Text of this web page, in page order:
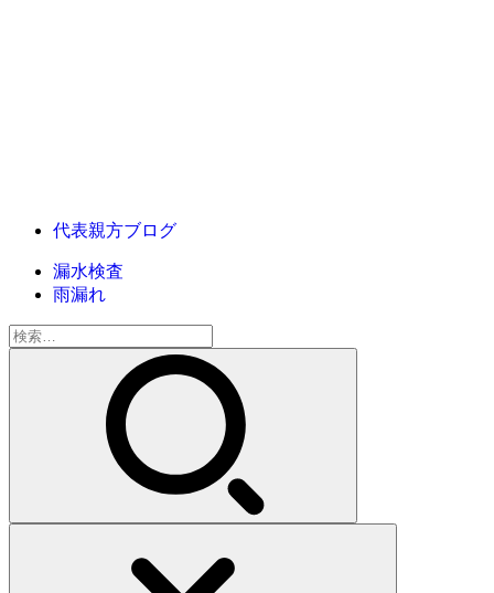
代表親方ブログ
漏水検査
雨漏れ
検
索: